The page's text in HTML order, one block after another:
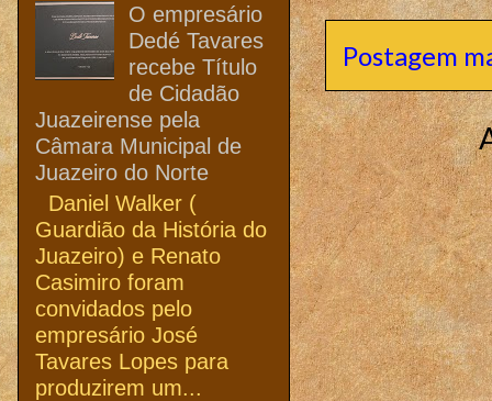
Postagem
O empresário
Dedé Tavares
recebe Título
de Cidadão
Juazeirense pela
Câmara Municipal de
Juazeiro do Norte
Daniel Walker (
Guardião da História do
Juazeiro) e Renato
Casimiro foram
convidados pelo
empresário José
Tavares Lopes para
produzirem um...